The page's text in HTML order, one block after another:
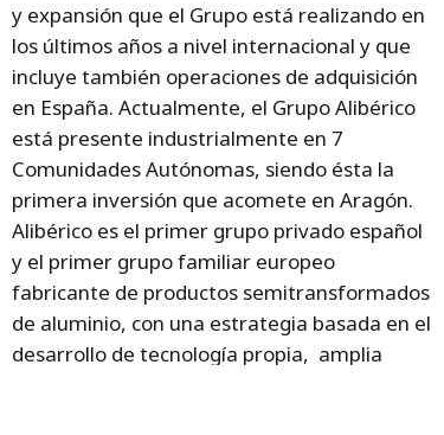
y expansión que el Grupo está realizando en
los últimos años a nivel internacional y que
incluye también operaciones de adquisición
en España. Actualmente, el Grupo Alibérico
está presente industrialmente en 7
Comunidades Autónomas, siendo ésta la
primera inversión que acomete en Aragón.
Alibérico es el primer grupo privado español
y el primer grupo familiar europeo
fabricante de productos semitransformados
de aluminio, con una estrategia basada en el
desarrollo de tecnología propia, amplia